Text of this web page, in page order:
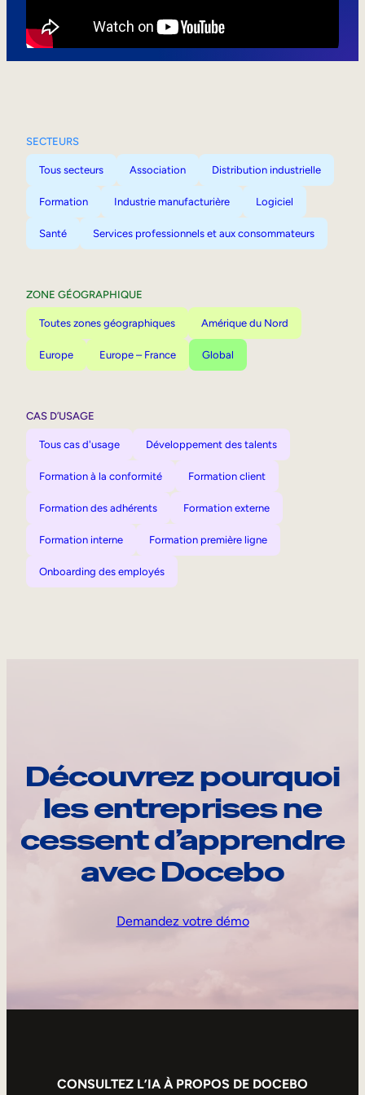
SECTEURS
Tous secteurs Association Distribution industrielle
Formation Industrie manufacturière Logiciel
Santé Services professionnels et aux consommateurs
ZONE GÉOGRAPHIQUE
Toutes zones géographiques Amérique du Nord
Europe Europe – France Global
CAS D’USAGE
Tous cas d'usage Développement des talents
Formation à la conformité Formation client
Formation des adhérents Formation externe
Formation interne Formation première ligne
Onboarding des employés
Découvrez pourquoi
les entreprises ne
cessent d’apprendre
avec Docebo
Demandez votre démo
CONSULTEZ L’IA À PROPOS DE DOCEBO